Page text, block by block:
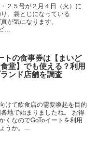
２５号が２月４日（火）に
、袋とじになっている
が気になります。
...
トの食事券は【まいど
堂】でも使える？利用
ンド店舗を調査
けて飲食店の需要喚起を目的
地で始まりましたね。 お得
くなのでGoToイートを利用
うか。...